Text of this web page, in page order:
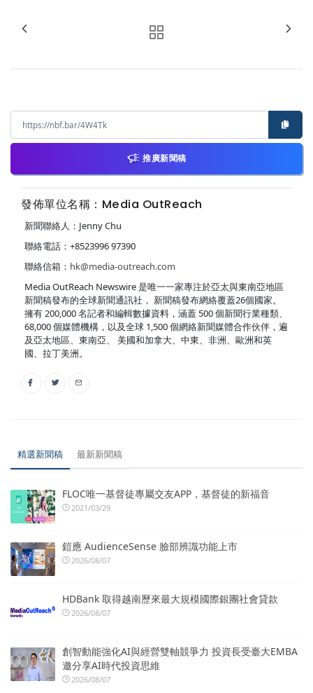
推廣新聞稿
發佈單位名稱：Media OutReach
新聞聯絡人：Jenny Chu
聯絡電話：+8523996 97390
聯絡信箱： hk@media-outreach.com
Media OutReach Newswire 是唯一一家專注於亞太與東南亞地區
新聞稿發布的全球新聞通訊社， 新聞稿發布網絡覆蓋26個國家。
擁有 200,000 名記者和編輯數據資料，涵蓋 500 個新聞行業種類、
68,000 個媒體機構，以及全球 1,500 個網絡新聞媒體合作伙伴，遍
及亞太地區、東南亞、 美國和加拿大、中東、非洲、歐洲和英
國、拉丁美洲。
精選新聞稿 最新新聞稿
FLOC唯一基督徒專屬交友APP，基督徒的新福音
2021/03/29
鎧應 AudienceSense 臉部辨識功能上市
2026/08/07
HDBank 取得越南歷來最大規模國際銀團社會貸款
2026/08/07
創智動能強化AI與經營雙軸競爭力 投資長受臺大EMBA
邀分享AI時代投資思維
2026/08/07